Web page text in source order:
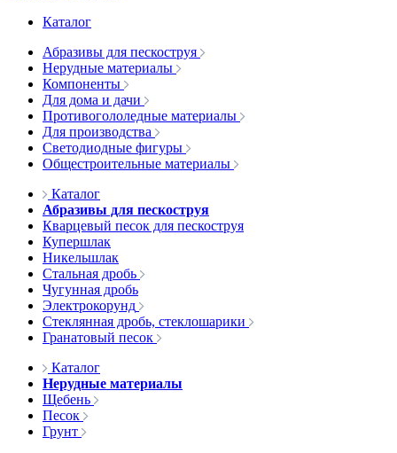
Каталог
Абразивы для пескоструя
Нерудные материалы
Компоненты
Для дома и дачи
Противогололедные материалы
Для производства
Светодиодные фигуры
Общестроительные материалы
Каталог
Абразивы для пескоструя
Кварцевый песок для пескоструя
Купершлак
Никельшлак
Стальная дробь
Чугунная дробь
Электрокорунд
Стеклянная дробь, стеклошарики
Гранатовый песок
Каталог
Нерудные материалы
Щебень
Песок
Грунт